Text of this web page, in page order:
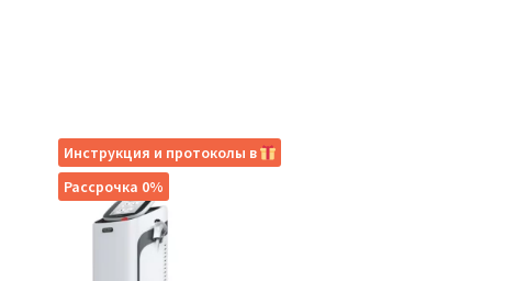
Инструкция и протоколы в
Рассрочка 0%